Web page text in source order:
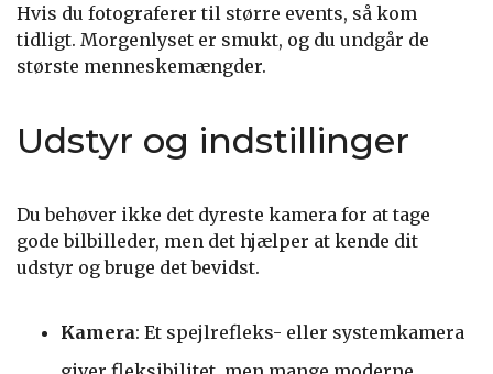
Hvis du fotograferer til større events, så kom
tidligt. Morgenlyset er smukt, og du undgår de
største menneskemængder.
Udstyr og indstillinger
Du behøver ikke det dyreste kamera for at tage
gode bilbilleder, men det hjælper at kende dit
udstyr og bruge det bevidst.
Kamera: Et spejlrefleks- eller systemkamera